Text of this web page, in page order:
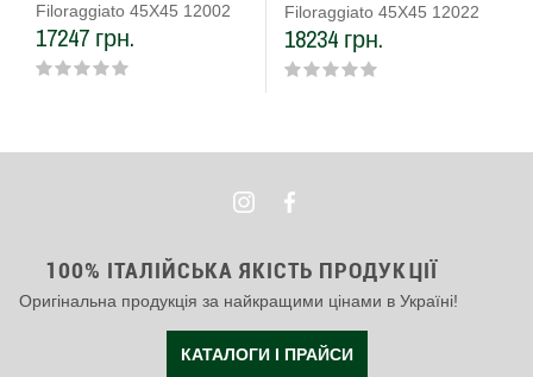
Filoraggiato 45Х45 12002
17247 грн.
Filoraggiato 45Х45 12022
18234 грн.
100% ІТАЛІЙСЬКА ЯКІСТЬ ПРОДУКЦІЇ
Оригінальна продукція за найкращими цінами в Україні!
КАТАЛОГИ І ПРАЙСИ